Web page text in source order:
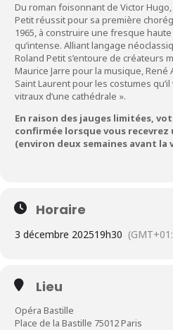
Du roman foisonnant de Victor
Petit réussit pour sa première
1965, à construire une fresque
qu’intense. Alliant langage
Roland Petit s’entoure de créateurs
Maurice Jarre pour la musique,
Saint Laurent pour les costumes
vitraux d’une cathédrale ».
En raison des jauges limitées,
confirmée lorsque vous
(environ deux semaines avant la
Horaire
3 décembre 202519h30
Lieu
Opéra Bastille
Place de la Bastille 75012 Paris